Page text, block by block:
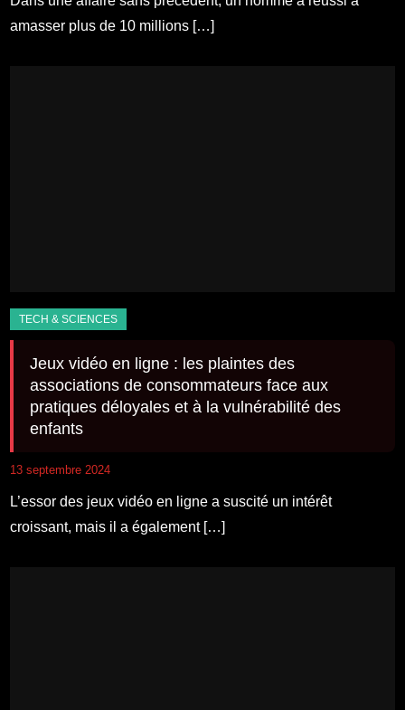
amasser plus de 10 millions […]
Jeux vidéo en ligne : les plaintes des
associations de consommateurs face aux
pratiques déloyales et à la vulnérabilité des
enfants
13 septembre 2024
L’essor des jeux vidéo en ligne a suscité un intérêt
croissant, mais il a également […]